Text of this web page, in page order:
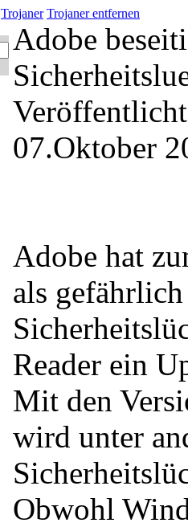
Trojaner Trojaner entfernen
Adobe
07.Oktober
Adobe hat
als
Reader ein
Mit den
wird unter
Obwohl